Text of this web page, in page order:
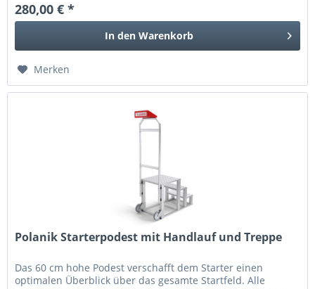
280,00 € *
In den Warenkorb
Merken
Polanik Starterpodest mit Handlauf und Treppe
Das 60 cm hohe Podest verschafft dem Starter einen
optimalen Überblick über das gesamte Startfeld. Alle